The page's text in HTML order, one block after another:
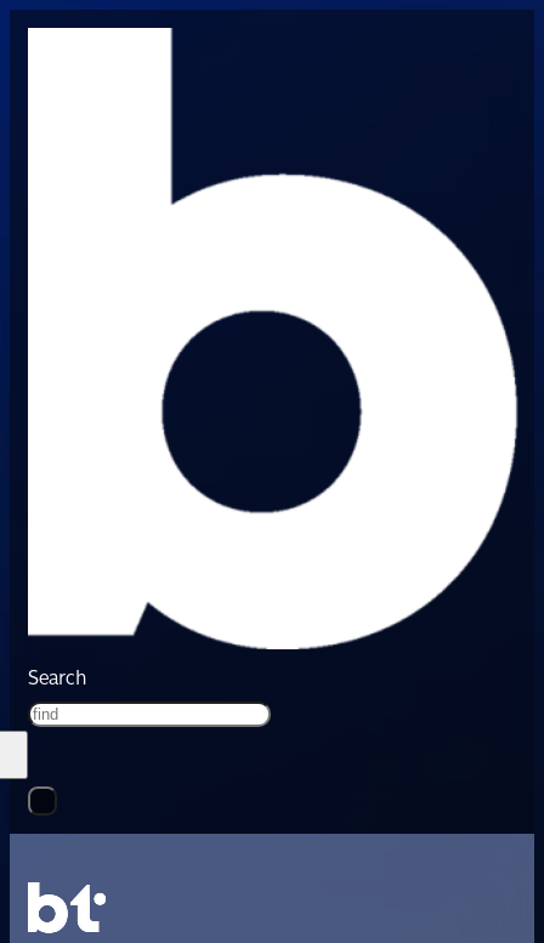
Search